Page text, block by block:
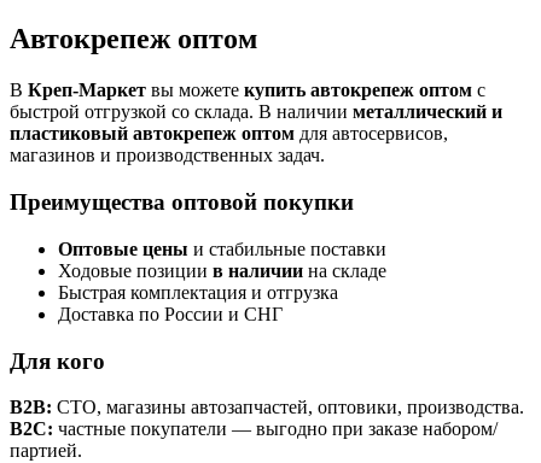
Автокрепеж оптом
В Креп-Маркет вы можете купить автокрепеж оптом с
быстрой отгрузкой со склада. В наличии металлический и
пластиковый автокрепеж оптом для автосервисов,
магазинов и производственных задач.
Преимущества оптовой покупки
Оптовые цены и стабильные поставки
Ходовые позиции в наличии на складе
Быстрая комплектация и отгрузка
Доставка по России и СНГ
Для кого
B2B: СТО, магазины автозапчастей, оптовики, производства.
B2C: частные покупатели — выгодно при заказе набором/
партией.